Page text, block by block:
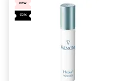
NEW
-30%